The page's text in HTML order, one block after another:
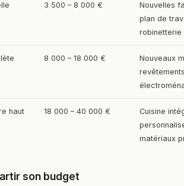
3 500 – 8 000 €
Nouvelles
plan de
robinetterie
8 000 – 18 000 €
Nouveaux
haut
18 000 – 40 000 €
Cuisine
matériaux
son budget